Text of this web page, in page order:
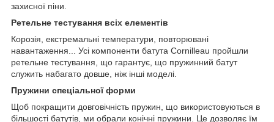
захисної піни.
Ретельне тестування всіх елементів
Корозія, екстремальні температури, повторювані
навантаження... Усі компоненти батута Cornilleau пройшли
ретельне тестування, що гарантує, що пружинний батут
служить набагато довше, ніж інші моделі.
Пружини спеціальної форми
Щоб покращити довговічність пружин, що використовуються в
більшості батутів, ми обрали конічні пружини. Це дозволяє їм